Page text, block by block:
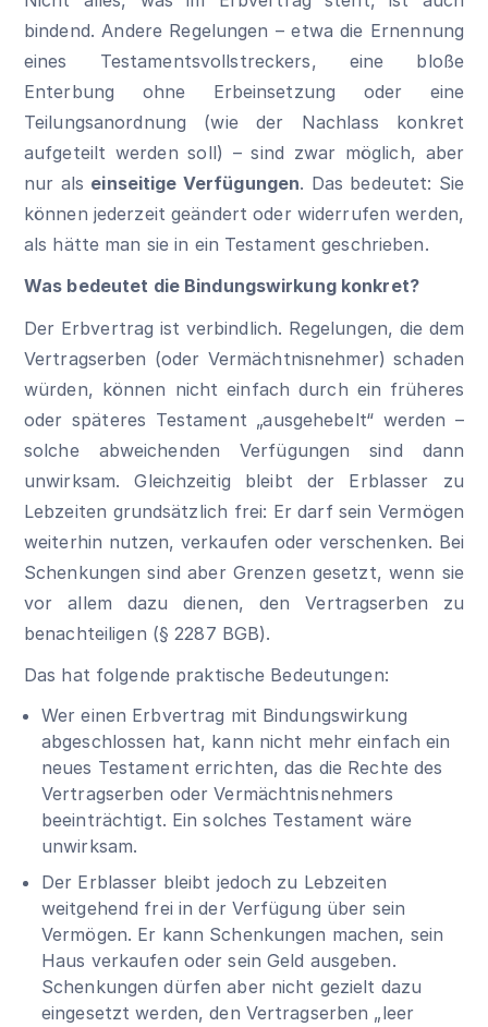
bindend. Andere Regelungen – etwa die Ernennung
eines Testamentsvollstreckers, eine bloße
Enterbung ohne Erbeinsetzung oder eine
Teilungsanordnung (wie der Nachlass konkret
aufgeteilt werden soll) – sind zwar möglich, aber
nur als einseitige Verfügungen. Das bedeutet: Sie
können jederzeit geändert oder widerrufen werden,
als hätte man sie in ein Testament geschrieben.
Was bedeutet die Bindungswirkung konkret?
Der Erbvertrag ist verbindlich. Regelungen, die dem
Vertragserben (oder Vermächtnisnehmer) schaden
würden, können nicht einfach durch ein früheres
oder späteres Testament „ausgehebelt“ werden –
solche abweichenden Verfügungen sind dann
unwirksam. Gleichzeitig bleibt der Erblasser zu
Lebzeiten grundsätzlich frei: Er darf sein Vermögen
weiterhin nutzen, verkaufen oder verschenken. Bei
Schenkungen sind aber Grenzen gesetzt, wenn sie
vor allem dazu dienen, den Vertragserben zu
benachteiligen (§ 2287 BGB).
Das hat folgende praktische Bedeutungen:
Wer einen Erbvertrag mit Bindungswirkung
abgeschlossen hat, kann nicht mehr einfach ein
neues Testament errichten, das die Rechte des
Vertragserben oder Vermächtnisnehmers
beeinträchtigt. Ein solches Testament wäre
unwirksam.
Der Erblasser bleibt jedoch zu Lebzeiten
weitgehend frei in der Verfügung über sein
Vermögen. Er kann Schenkungen machen, sein
Haus verkaufen oder sein Geld ausgeben.
Schenkungen dürfen aber nicht gezielt dazu
eingesetzt werden, den Vertragserben „leer